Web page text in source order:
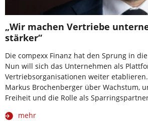
„Wir machen Vertriebe
stärker“
Die compexx Finanz hat den Sprung in
Nun will sich das Unternehmen als
Vertriebsorganisationen weiter
Markus Brochenberger über Wachstum,
Freiheit und die Rolle als
mehr